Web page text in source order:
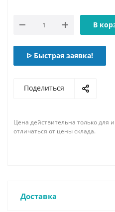
В
ᐅ Быстрая заявка!
Поделиться
Цена действительна только для
отличаться от цены склада.
Доставка